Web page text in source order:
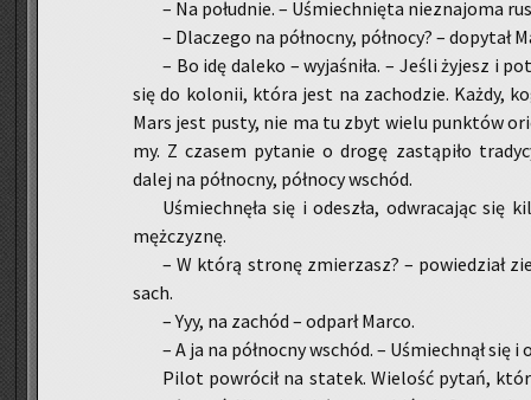
– Na po­łu­dnie. – Uśmiech­nię­ta nie­zna­jo­ma
– Dla­cze­go na pół­noc­ny, pół­no­cy? – do­py­tał
– Bo idę da­le­ko – wy­ja­śni­ła. – Jeśli ży­jesz i
się do ko­lo­nii, która jest na za­cho­dzie. Każdy,
Mars jest pusty, nie ma tu zbyt wielu punk­tów
my. Z cza­sem py­ta­nie o drogę za­stą­pi­ło
dalej na pół­noc­ny, pół­no­cy wschód.
Uśmiech­nę­ła się i ode­szła, od­wra­ca­jąc
męż­czy­znę.
– W którą stro­nę zmie­rzasz? – po­wie­dział
sach.
– Yyy, na za­chód – od­parł Marco.
– A ja na pół­noc­ny wschód. – Uśmiech­nął się i
Pilot po­wró­cił na sta­tek. Wie­lość pytań,